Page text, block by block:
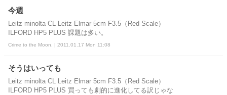
今週
Leitz minolta CL Leitz Elmar 5cm F3.5（Red Scale）
ILFORD HP5 PLUS 課題は多い。
Crime to the Moon. | 2011.01.17 Mon 11:08
そうはいっても
Leitz minolta CL Leitz Elmar 5cm F3.5（Red Scale）
ILFORD HP5 PLUS 買っても劇的に進化してる訳じゃな